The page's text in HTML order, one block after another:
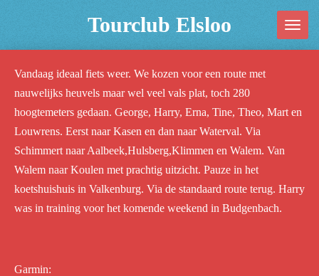
de
hoofdinhoud
Tourclub Elsloo
Vandaag ideaal fiets weer. We kozen voor een route met
nauwelijks heuvels maar wel veel vals plat, toch 280
hoogtemeters gedaan. George, Harry, Erna, Tine, Theo, Mart en
Louwrens. Eerst naar Kasen en dan naar Waterval. Via
Schimmert naar Aalbeek,Hulsberg,Klimmen en Walem. Van
Walem naar Koulen met prachtig uitzicht. Pauze in het
koetshuishuis in Valkenburg. Via de standaard route terug. Harry
was in training voor het komende weekend in Budgenbach.
Garmin: